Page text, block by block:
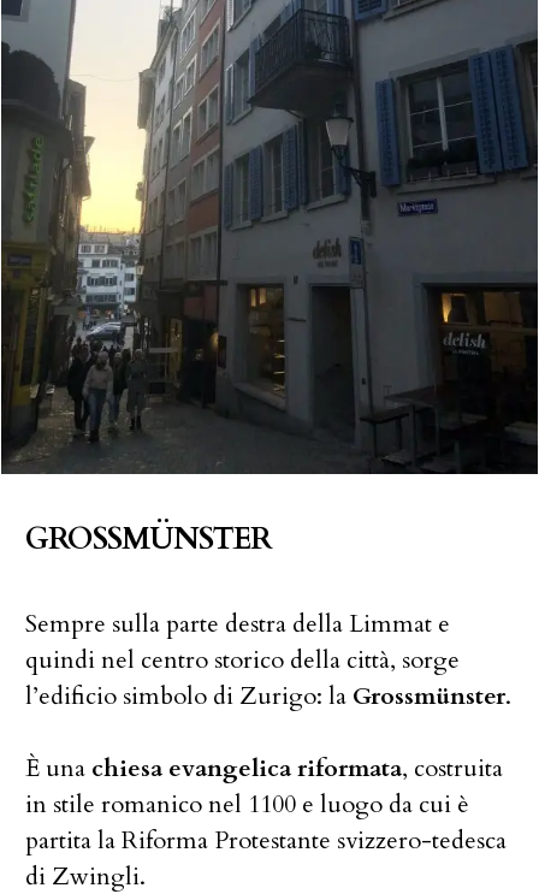
GROSSMÜNSTER
Sempre sulla parte destra della Limmat e
quindi nel centro storico della città, sorge
l’edificio simbolo di Zurigo: la Grossmünster.
È una chiesa evangelica riformata, costruita
in stile romanico nel 1100 e luogo da cui è
partita la Riforma Protestante svizzero-tedesca
di Zwingli.